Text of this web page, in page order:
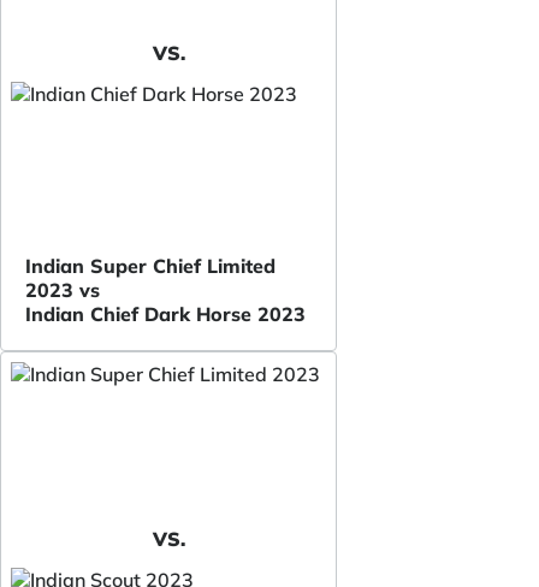
VS.
Indian Super Chief Limited
2023 vs
Indian Chief Dark Horse 2023
VS.